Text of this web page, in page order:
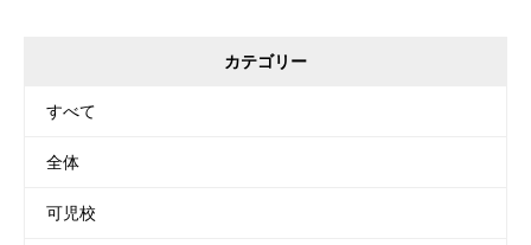
カテゴリー
すべて
全体
可児校